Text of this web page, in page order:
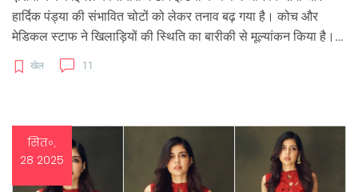
हार्दिक पंड्या की संभावित चोटों को लेकर तनाव बढ़ गया है। कोच और
मेडिकल स्टाफ ने खिलाड़ियों की स्थिति का बारीकी से मूल्यांकन किया है।
रिपोर्टों के अनुसार, दोनों ही खिलाड़ी का फिट होना टीम के दिल जीतने की
संभावनाओं को बदल सकता है।
खेल 11
सित॰,
28 2025